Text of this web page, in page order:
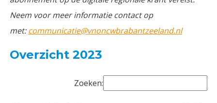
Neem voor meer informatie contact op
met:communicatie@vnoncwbrabantzeeland.nl
Overzicht 2023
Zoeken: